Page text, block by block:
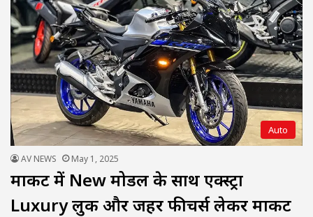
Auto
AV NEWS May 1, 2025
मार्केट में New मोडल के साथ एक्स्ट्रा
Luxury लुक और जहर फीचर्स लेकर मार्केट